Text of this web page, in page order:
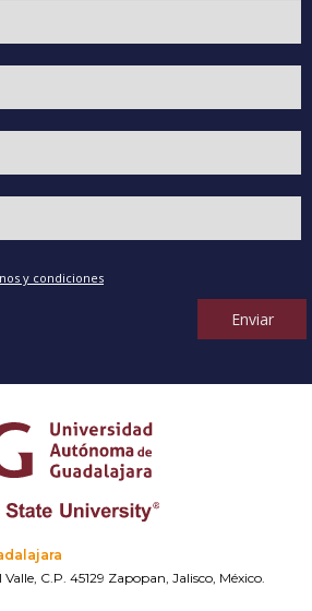
y condiciones
Enviar
C.P. 45129 Zapopan, Jalisco, México.